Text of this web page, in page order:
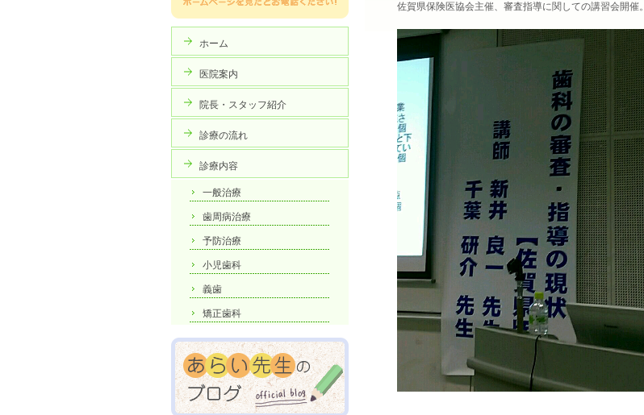
佐賀県保険医協会主催、審査指導に関しての講習会開催。
ホーム
医院案内
院長・スタッフ紹介
診療の流れ
診療内容
一般治療
歯周病治療
予防治療
小児歯科
義歯
矯正歯科